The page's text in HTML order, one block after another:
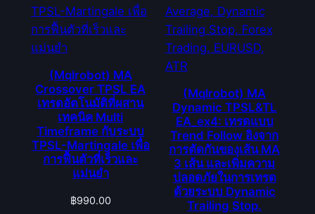
(Mqlrobot) MA
Crossover TPSL EA
เทรดอัตโนมัติที่ผสาน
เทคนิค Multi
Timeframe กับระบบ
TPSL-Martingale เพื่อ
การฟื้นตัวที่เร็วและ
แม่นยำ
฿990.00
(Mqlrobot) MA
Dynamic TPSL&TL
EA_ex4: เทรดแบบ
Trend Follow อิงจาก
การตัดกันของเส้น MA
3 เส้น และเพิ่มความ
ปลอดภัยในการเทรด
ด้วยระบบ Dynamic
Trailing Stop.